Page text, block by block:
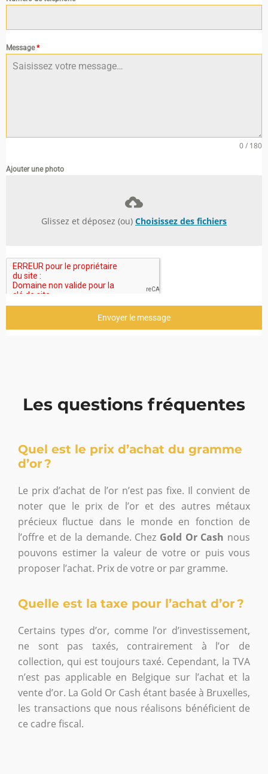
Message*
0 / 180
Ajouter une photo
Glissez et déposez (ou) Choisissez des fichiers
Envoyer le message
Les questions fréquentes
Quel est le prix d’achat du gramme
d’or ?
Le prix d’achat de l’or n’est pas fixe. Il convient de
noter que le prix de l’or et des autres métaux
précieux fluctue dans le monde en fonction de
l’offre et de la demande. Chez Gold Or Cash nous
pouvons estimer la valeur de votre or puis vous
proposer l’achat. Prix ​​de votre or par gramme.
Quelle est la taxe pour l’achat d’or ?
Certains types d’or, comme l’or d’investissement,
ne sont pas taxés, contrairement à l’or de
collection, qui est toujours taxé. Cependant, la TVA
n’est pas applicable en Belgique sur l’achat et la
vente d’or. La Gold Or Cash étant basée à Bruxelles,
les transactions que nous réalisons bénéficient de
ce cadre fiscal.